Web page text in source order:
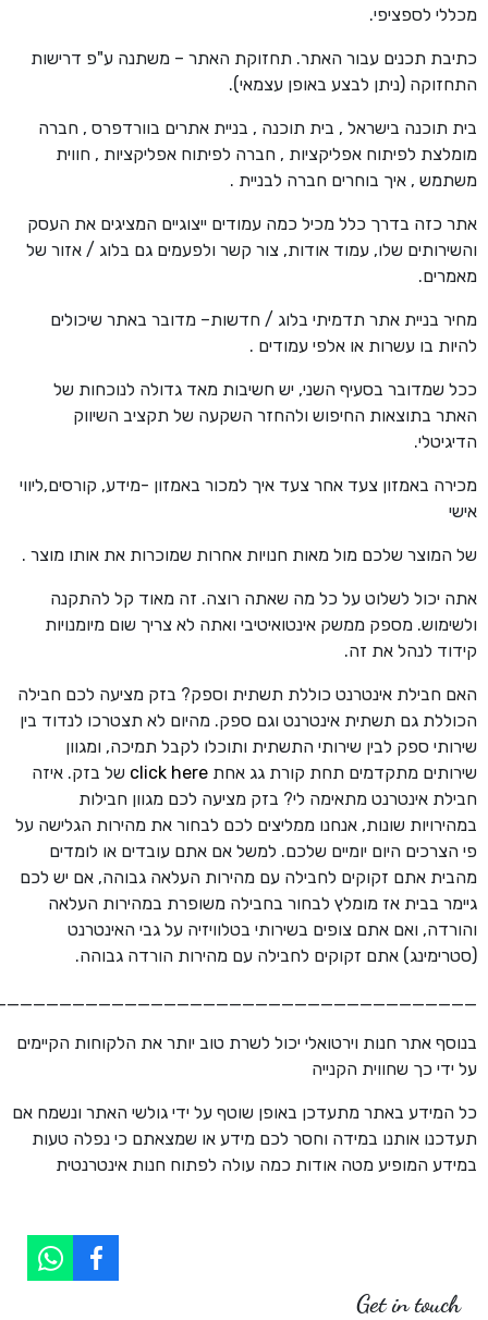
מכללי לספציפי.
כתיבת תכנים עבור האתר. תחזוקת האתר – משתנה ע"פ דרישות
התחזוקה (ניתן לבצע באופן עצמאי).
בית תוכנה בישראל , בית תוכנה , בניית אתרים בוורדפרס , חברה
מומלצת לפיתוח אפליקציות , חברה לפיתוח אפליקציות , חווית
משתמש , איך בוחרים חברה לבניית .
אתר כזה בדרך כלל מכיל כמה עמודים ייצוגיים המציגים את העסק
והשירותים שלו, עמוד אודות, צור קשר ולפעמים גם בלוג / אזור של
מאמרים.
מחיר בניית אתר תדמיתי בלוג / חדשות– מדובר באתר שיכולים
להיות בו עשרות או אלפי עמודים .
ככל שמדובר בסעיף השני, יש חשיבות מאד גדולה לנוכחות של
האתר בתוצאות החיפוש ולהחזר השקעה של תקציב השיווק
הדיגיטלי.
מכירה באמזון צעד אחר צעד איך למכור באמזון -מידע, קורסים,ליווי
אישי
של המוצר שלכם מול מאות חנויות אחרות שמוכרות את אותו מוצר .
אתה יכול לשלוט על כל מה שאתה רוצה. זה מאוד קל להתקנה
ולשימוש. מספק ממשק אינטואיטיבי ואתה לא צריך שום מיומנויות
קידוד לנהל את זה.
האם חבילת אינטרנט כוללת תשתית וספק? בזק מציעה לכם חבילה
הכוללת גם תשתית אינטרנט וגם ספק. מהיום לא תצטרכו לנדוד בין
שירותי ספק לבין שירותי התשתית ותוכלו לקבל תמיכה, ומגוון
שירותים מתקדמים תחת קורת גג אחת click here של בזק. איזה
חבילת אינטרנט מתאימה לי? בזק מציעה לכם מגוון חבילות
במהירויות שונות, אנחנו ממליצים לכם לבחור את מהירות הגלישה על
פי הצרכים היום יומיים שלכם. למשל אם אתם עובדים או לומדים
מהבית אתם זקוקים לחבילה עם מהירות העלאה גבוהה, אם יש לכם
גיימר בבית אז מומלץ לבחור בחבילה משופרת במהירות העלאה
והורדה, ואם אתם צופים בשירותי בטלוויזיה על גבי האינטרנט
(סטרימינג) אתם זקוקים לחבילה עם מהירות הורדה גבוהה.
בנוסף אתר חנות וירטואלי יכול לשרת טוב יותר את הלקוחות הקיימים
על ידי כך שחווית הקנייה
כל המידע באתר מתעדכן באופן שוטף על ידי גולשי האתר ונשמח אם
תעדכנו אותנו במידה וחסר לכם מידע או שמצאתם כי נפלה טעות
במידע המופיע מטה אודות כמה עולה לפתוח חנות אינטרנטית
Get in touch